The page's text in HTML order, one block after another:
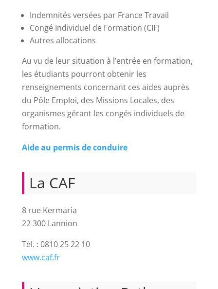
Indemnités versées par France Travail
Congé Individuel de Formation (CIF)
Autres allocations
Au vu de leur situation à l’entrée en formation,
les étudiants pourront obtenir les
renseignements concernant ces aides auprès
du Pôle Emploi, des Missions Locales, des
organismes gérant les congés individuels de
formation.
Aide au permis de conduire
La CAF
8 rue Kermaria
22 300 Lannion
Tél. : 0810 25 22 10
www.caf.fr